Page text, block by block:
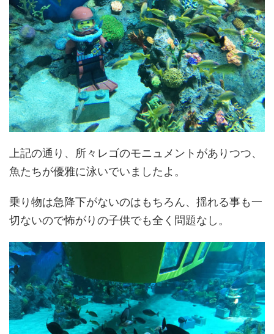
上記の通り、所々レゴのモニュメントがありつつ、
魚たちが優雅に泳いでいましたよ。
乗り物は急降下がないのはもちろん、揺れる事も一
切ないので怖がりの子供でも全く問題なし。